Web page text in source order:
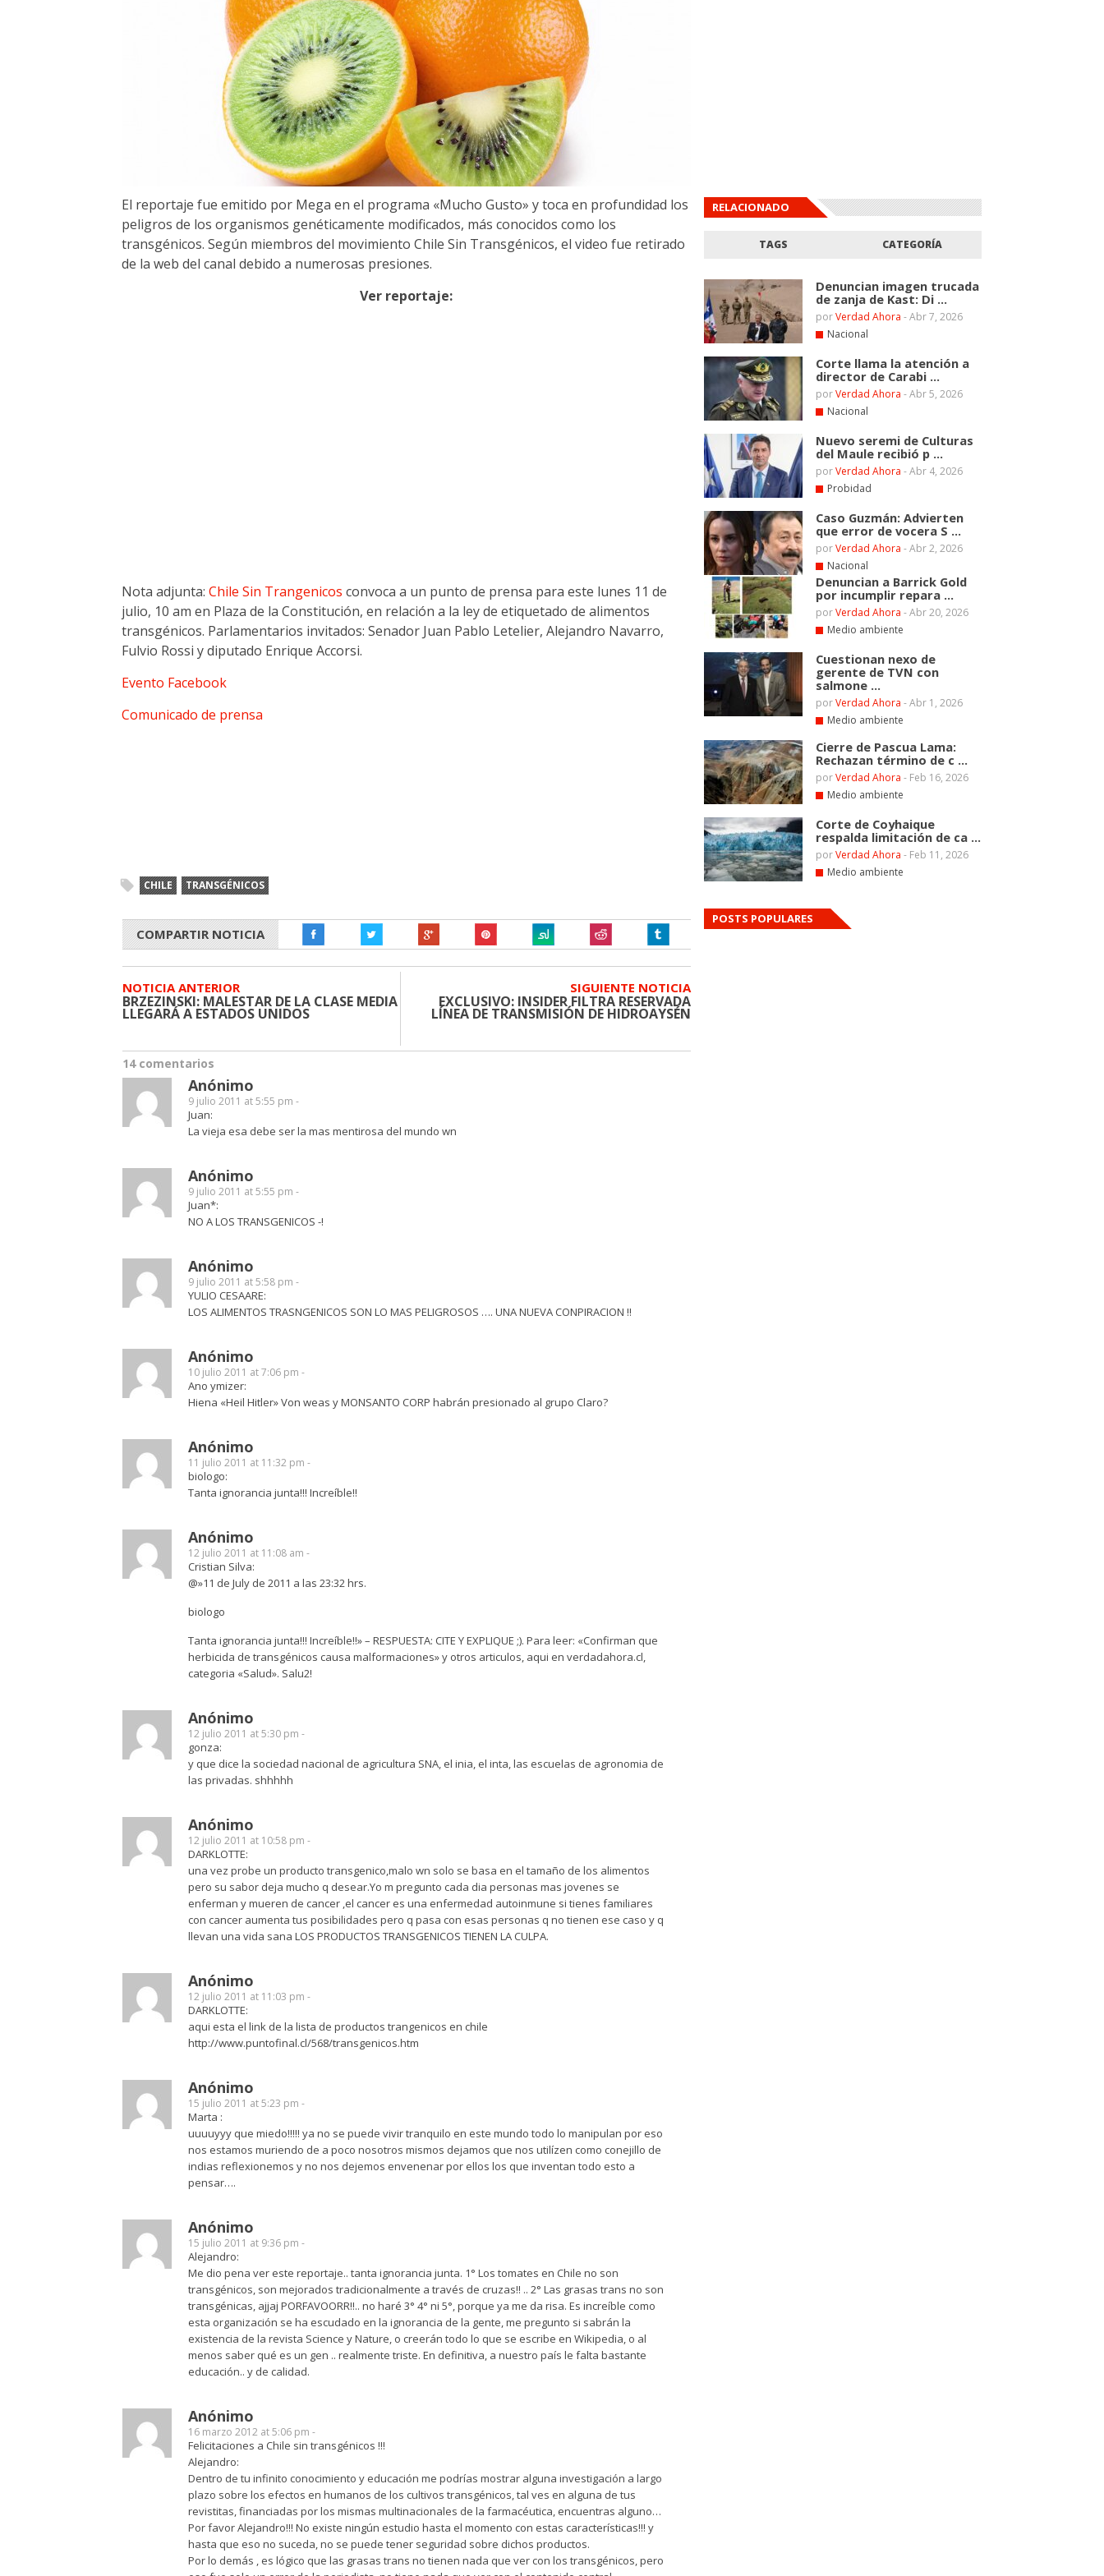
El reportaje fue emitido por Mega en el programa «Mucho Gusto» y toca en profundidad los
peligros de los organismos genéticamente modificados, más conocidos como los
transgénicos. Según miembros del movimiento Chile Sin Transgénicos, el video fue retirado
de la web del canal debido a numerosas presiones.
Ver reportaje:
Nota adjunta:Chile Sin Trangenicos convoca a un punto de prensa para este lunes 11 de
julio, 10 am en Plaza de la Constitución, en relación a la ley de etiquetado de alimentos
transgénicos. Parlamentarios invitados: Senador Juan Pablo Letelier, Alejandro Navarro,
Fulvio Rossi y diputado Enrique Accorsi.
Evento Facebook
Comunicado de prensa
CHILE TRANSGÉNICOS
COMPARTIR NOTICIA
NOTICIA ANTERIOR
BRZEZINSKI: MALESTAR DE LA CLASE MEDIA
LLEGARÁ A ESTADOS UNIDOS
SIGUIENTE NOTICIA
EXCLUSIVO: INSIDER FILTRA RESERVADA
LÍNEA DE TRANSMISIÓN DE HIDROAYSÉN
14 comentarios
Anónimo
9 julio 2011 at 5:55 pm -
Juan:
La vieja esa debe ser la mas mentirosa del mundo wn
Anónimo
9 julio 2011 at 5:55 pm -
Juan*:
NO A LOS TRANSGENICOS -!
Anónimo
9 julio 2011 at 5:58 pm -
YULIO CESAARE:
LOS ALIMENTOS TRASNGENICOS SON LO MAS PELIGROSOS …. UNA NUEVA CONPIRACION !!
Anónimo
10 julio 2011 at 7:06 pm -
Ano ymizer:
Hiena «Heil Hitler» Von weas y MONSANTO CORP habrán presionado al grupo Claro?
Anónimo
11 julio 2011 at 11:32 pm -
biologo:
Tanta ignorancia junta!!! Increíble!!
Anónimo
12 julio 2011 at 11:08 am -
Cristian Silva:
@»11 de July de 2011 a las 23:32 hrs.
biologo
Tanta ignorancia junta!!! Increíble!!» – RESPUESTA: CITE Y EXPLIQUE ;). Para leer: «Confirman que
herbicida de transgénicos causa malformaciones» y otros articulos, aqui en verdadahora.cl,
categoria «Salud». Salu2!
Anónimo
12 julio 2011 at 5:30 pm -
gonza:
y que dice la sociedad nacional de agricultura SNA, el inia, el inta, las escuelas de agronomia de
las privadas. shhhhh
Anónimo
12 julio 2011 at 10:58 pm -
DARKLOTTE:
una vez probe un producto transgenico,malo wn solo se basa en el tamaño de los alimentos
pero su sabor deja mucho q desear.Yo m pregunto cada dia personas mas jovenes se
enferman y mueren de cancer ,el cancer es una enfermedad autoinmune si tienes familiares
con cancer aumenta tus posibilidades pero q pasa con esas personas q no tienen ese caso y q
llevan una vida sana LOS PRODUCTOS TRANSGENICOS TIENEN LA CULPA.
Anónimo
12 julio 2011 at 11:03 pm -
DARKLOTTE:
aqui esta el link de la lista de productos trangenicos en chile
http://www.puntofinal.cl/568/transgenicos.htm
Anónimo
15 julio 2011 at 5:23 pm -
Marta :
uuuuyyy que miedo!!!!! ya no se puede vivir tranquilo en este mundo todo lo manipulan por eso
nos estamos muriendo de a poco nosotros mismos dejamos que nos utilízen como conejillo de
indias reflexionemos y no nos dejemos envenenar por ellos los que inventan todo esto a
pensar….
Anónimo
15 julio 2011 at 9:36 pm -
Alejandro:
Me dio pena ver este reportaje.. tanta ignorancia junta. 1° Los tomates en Chile no son
transgénicos, son mejorados tradicionalmente a través de cruzas!! .. 2° Las grasas trans no son
transgénicas, ajjaj PORFAVOORR!!.. no haré 3° 4° ni 5°, porque ya me da risa. Es increíble como
esta organización se ha escudado en la ignorancia de la gente, me pregunto si sabrán la
existencia de la revista Science y Nature, o creerán todo lo que se escribe en Wikipedia, o al
menos saber qué es un gen .. realmente triste. En definitiva, a nuestro país le falta bastante
educación.. y de calidad.
Anónimo
16 marzo 2012 at 5:06 pm -
Felicitaciones a Chile sin transgénicos !!!
Alejandro:
Dentro de tu infinito conocimiento y educación me podrías mostrar alguna investigación a largo
plazo sobre los efectos en humanos de los cultivos transgénicos, tal ves en alguna de tus
revistitas, financiadas por los mismas multinacionales de la farmacéutica, encuentras alguno…
Por favor Alejandro!!! No existe ningún estudio hasta el momento con estas características!!! y
hasta que eso no suceda, no se puede tener seguridad sobre dichos productos.
Por lo demás , es lógico que las grasas trans no tienen nada que ver con los transgénicos, pero
RELACIONADO
TAGS CATEGORÍA
Denuncian imagen trucada
de zanja de Kast: Di ...
porVerdad Ahora -Abr 7, 2026
Nacional
Corte llama la atención a
director de Carabi ...
porVerdad Ahora -Abr 5, 2026
Nacional
Nuevo seremi de Culturas
del Maule recibió p ...
porVerdad Ahora -Abr 4, 2026
Probidad
Caso Guzmán: Advierten
que error de vocera S ...
porVerdad Ahora -Abr 2, 2026
Nacional
Denuncian a Barrick Gold
por incumplir repara ...
porVerdad Ahora -Abr 20, 2026
Medio ambiente
Cuestionan nexo de
gerente de TVN con
salmone ...
porVerdad Ahora -Abr 1, 2026
Medio ambiente
Cierre de Pascua Lama:
Rechazan término de c ...
porVerdad Ahora - Feb 16, 2026
Medio ambiente
Corte de Coyhaique
respalda limitación de ca ...
porVerdad Ahora - Feb 11, 2026
Medio ambiente
POSTS POPULARES